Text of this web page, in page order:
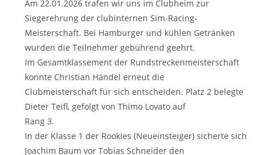
Am 22.01.2026 trafen wir uns im Clubheim zur
Siegerehrung der clubinternen Sim-Racing-
Meisterschaft. Bei Hamburger und kühlen Getränken
wurden die Teilnehmer gebührend geehrt.
Im Gesamtklassement der Rundstreckenmeisterschaft
konnte Christian Händel erneut die
Clubmeisterschaft für sich entscheiden. Platz 2 belegte
Dieter Teifl, gefolgt von Thimo Lovato auf
Rang 3.
In der Klasse 1 der Rookies (Neueinsteiger) sicherte sich
Joachim Baum vor Tobias Schneider den